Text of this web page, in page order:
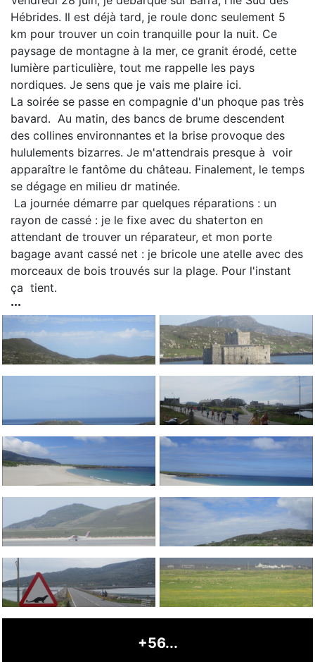
Hébrides. Il est déjà tard, je roule donc seulement 5
km pour trouver un coin tranquille pour la nuit. Ce
paysage de montagne à la mer, ce granit érodé, cette
lumière particulière, tout me rappelle les pays
nordiques. Je sens que je vais me plaire ici.
La soirée se passe en compagnie d'un phoque pas très
bavard. Au matin, des bancs de brume descendent
des collines environnantes et la brise provoque des
hululements bizarres. Je m'attendrais presque à voir
apparaître le fantôme du château. Finalement, le temps
se dégage en milieu dr matinée.
La journée démarre par quelques réparations : un
rayon de cassé : je le fixe avec du shaterton en
attendant de trouver un réparateur, et mon porte
bagage avant cassé net : je bricole une atelle avec des
morceaux de bois trouvés sur la plage. Pour l'instant
ça tient.
+56...